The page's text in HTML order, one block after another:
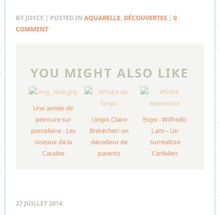
BY JOYCE | POSTED INAQUARELLE, DÉCOUVERTES |0
COMMENT
YOU MIGHT ALSO LIKE
Une année de
peinture sur
porcelaine . Les
oiseaux de la
Caraibe
L’expo Claire
Brétécher: un
décodeur de
parents
Expo : Wilfredo
Lam – Un
surréaliste
Caribéen
27 JUILLET 2014